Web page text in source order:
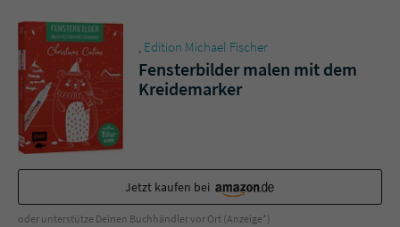
, Edition Michael Fischer
Fensterbilder malen mit dem
Kreidemarker
Jetzt kaufen bei
oder unterstütze Deinen Buchhändler vor Ort (Anzeige*)